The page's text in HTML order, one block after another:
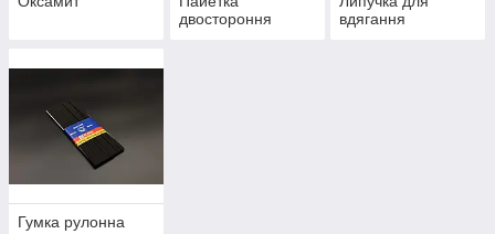
двостороння
вдягання
Гумка рулонна